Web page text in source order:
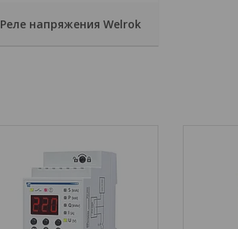
Реле напряжения Welrok